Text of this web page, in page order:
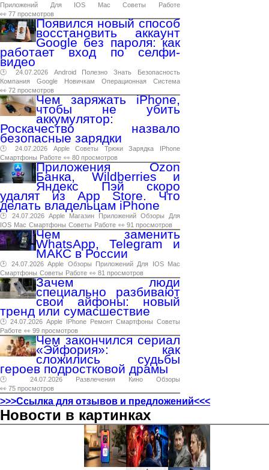
Приложений
Для IOS Mac Советы
Работе
👀 77 просмотров
Появился новый способ
восстановить аккаунт
Google без пароля: как
работает вход по селфи-
видео
🕑 24.07.2026 Android Полезно Знать
Безопасность
Компания
Google Новичкам Операционная
Система
👀 72 просмотров
Чем заряжать iPhone,
чтобы не убить
аккумулятор:
Роскачество назвало
безопасные зарядки
🕑 24.07.2026 Apple Советы Трюки Зарядка
IPhone
Смартфоны Работе 👀 80 просмотров
Приложения Ozon
Банка, Wildberries и
Яндекс Пэй скоро
удалят из App Store. Что
делать владельцам iPhone
🕑 24.07.2026 Apple Магазин Приложений Обзоры
Для
IOS Mac Смартфоны Советы Работе 👀 91 просмотров
Чем заменить
WhatsApp, Telegram и
МАКС в России
🕑 24.07.2026 Apple Обзоры Приложений Для IOS
Mac
Смартфоны Советы Работе 👀 81 просмотров
Зачем люди
специально разбивают
свои айфоны: новый
тренд или сумасшествие
🕑 24.07.2026 Apple IPhone Ремонт Смартфоны Советы
Работе 👀 99 просмотров
Чем закончился сериал
«Эйфория»: как
сложились судьбы
героев подростковой драмы
🕑 24.07.2026 Развлечения Кино
Обзоры
👀 75 просмотров
>>>Ссылка для отзывов и предложений<<<
Новости в картинках